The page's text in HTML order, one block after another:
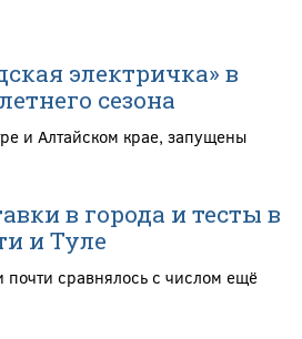
электричка» в
сезона
и Алтайском крае, запущены
в города и тесты в
и Туле
почти сравнялось с числом ещё